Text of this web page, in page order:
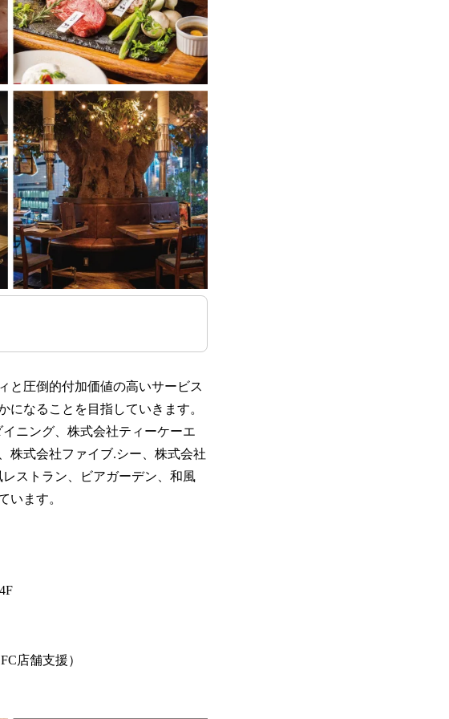
と圧倒的付加価値の高いサービス
なることを目指していきます。
ニング、株式会社ティーケーエ
株式会社ファイブ.シー、株式会社
ストラン、ビアガーデン、和風
います。
店舗支援）